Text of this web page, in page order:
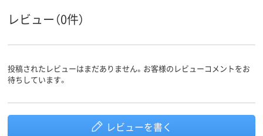
レビュー（0件）
投稿されたレビューはまだありません。お客様のレビューコメントをお
待ちしています。
レビューを書く